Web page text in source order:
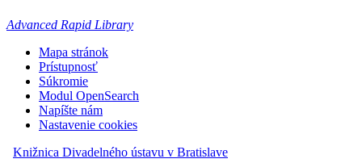
Advanced Rapid Library
Mapa stránok
Prístupnosť
Súkromie
Modul OpenSearch
Napíšte nám
Nastavenie cookies
Knižnica Divadelného ústavu v Bratislave